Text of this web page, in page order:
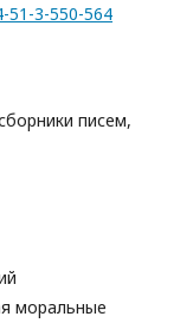
51-3-550-564
писем,
моральные